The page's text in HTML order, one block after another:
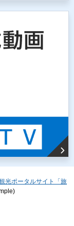
光ポータルサイト「旅